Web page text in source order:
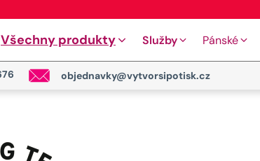
Všechny produkty Služby Pánské
objednavky@vytvorsipotisk.cz